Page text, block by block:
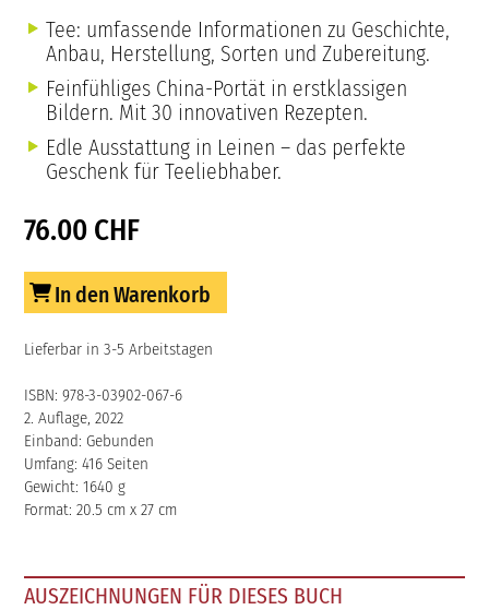
Tee: umfassende Informationen zu Geschichte,
Anbau, Herstellung, Sorten und Zubereitung.
Feinfühliges China-Portät in erstklassigen
Bildern. Mit 30 innovativen Rezepten.
Edle Ausstattung in Leinen – das perfekte
Geschenk für Teeliebhaber.
76.00 CHF
In den Warenkorb
Lieferbar in 3-5 Arbeitstagen
ISBN: 978-3-03902-067-6
2. Auflage, 2022
Einband: Gebunden
Umfang: 416 Seiten
Gewicht: 1640 g
Format: 20.5 cm x 27 cm
AUSZEICHNUNGEN FÜR DIESES BUCH